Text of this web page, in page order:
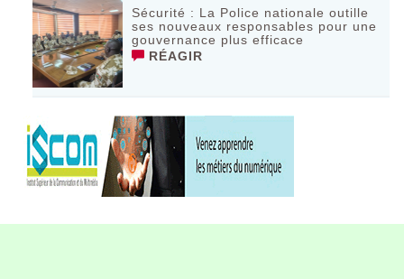
Sécurité : La Police nationale outille
ses nouveaux responsables pour une
gouvernance plus efficace
RÉAGIR